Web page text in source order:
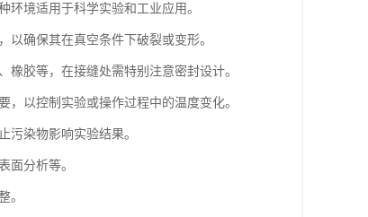
境适用于科学实验和工业应用。
确保其在真空条件下破裂或变形。
胶等，在接缝处需特别注意密封设计。
以控制实验或操作过程中的温度变化。
染物影响实验结果。
面分析等。
。